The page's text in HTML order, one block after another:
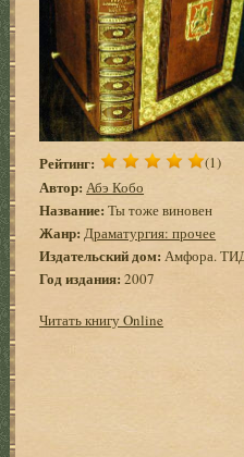
Рейтинг: (1)
Автор: Абэ Кобо
Название: Ты тоже виновен
Жанр: Драматургия: прочее
Издательский дом: Амфора.
Год издания: 2007
Читать книгу Online